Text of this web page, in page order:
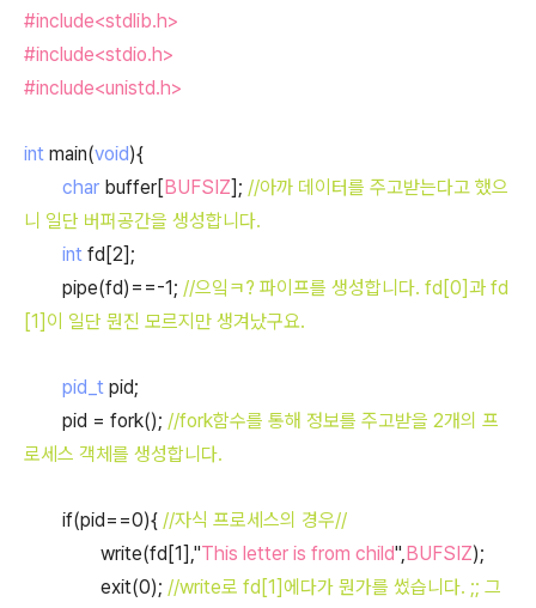
#include<stdlib.h>
#include<stdio.h>
#include<unistd.h>
int main(void){
char buffer[BUFSIZ]; //아까 데이터를 주고받는다고 했으
니 일단 버퍼공간을 생성합니다.
int fd[2];
pipe(fd)==-1; //으잌ㅋ? 파이프를 생성합니다. fd[0]과 fd
[1]이 일단 뭔진 모르지만 생겨났구요.
pid_t pid;
pid = fork(); //fork함수를 통해 정보를 주고받을 2개의 프
로세스 객체를 생성합니다.
if(pid==0){ //자식 프로세스의 경우//
write(fd[1],"This letter is from child",BUFSIZ);
exit(0); //write로 fd[1]에다가 뭔가를 썼습니다. ;; 그